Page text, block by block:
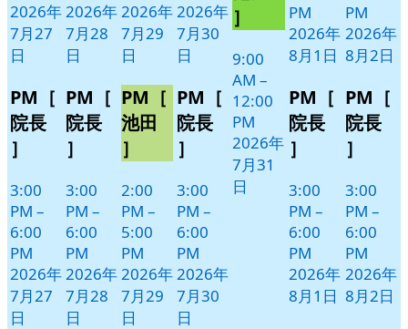
2026年
7月27
日
PM［
院長
］
3:00
PM –
6:00
PM
2026年
7月27
日
2026年
7月28
日
PM［
院長
］
3:00
PM –
6:00
PM
2026年
7月28
日
2026年
7月29
日
PM［
池田
］
2:00
PM –
5:00
PM
2026年
7月29
日
2026年
7月30
日
PM［
院長
］
3:00
PM –
6:00
PM
2026年
7月30
日
日
ト)
］
9:00
AM –
12:00
PM
2026年
7月31
日
PM
2026年
8月1日
PM［
院長
］
3:00
PM –
6:00
PM
2026年
8月1日
PM
2026年
8月2日
PM［
院長
］
3:00
PM –
6:00
PM
2026年
8月2日